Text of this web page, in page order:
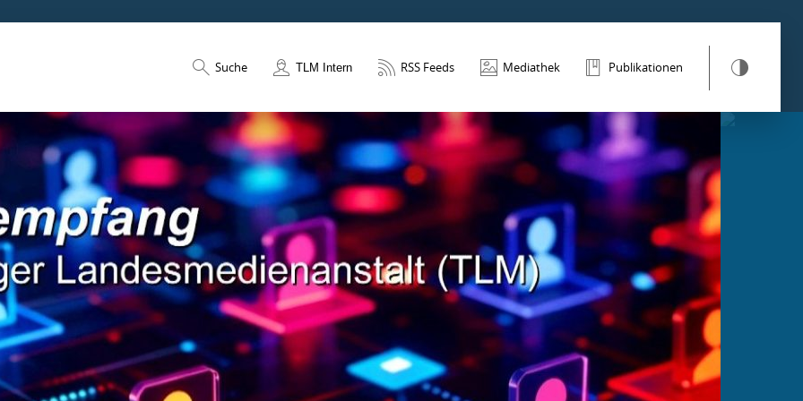
Suche TLM Intern RSS Feeds Mediathek Publikationen